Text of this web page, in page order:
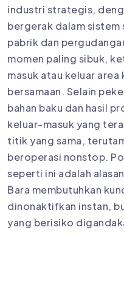
industri strategis,
bergerak dalam
pabrik dan
momen paling sibuk,
masuk atau keluar
bersamaan. Selain
bahan baku dan hasil
keluar-masuk yang
titik yang sama,
beroperasi nonstop.
seperti ini adalah
Bara membutuhkan
dinonaktifkan instan,
yang berisiko